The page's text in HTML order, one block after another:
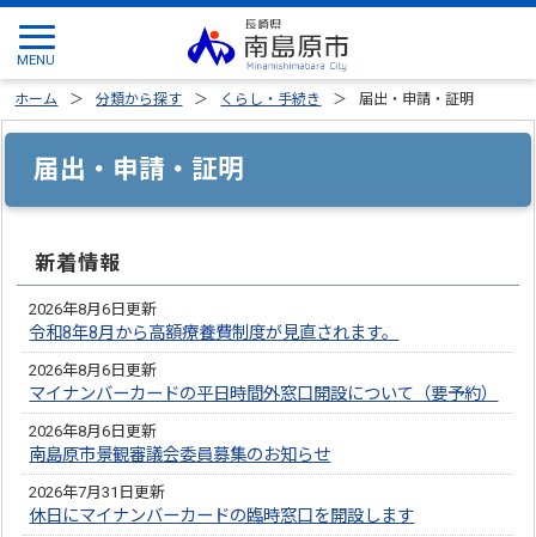
ホーム 分類から探す くらし・手続き 届出・申請・証明
届出・申請・証明
新着情報
2026年8月6日更新
令和8年8月から高額療養費制度が見直されます。
2026年8月6日更新
マイナンバーカードの平日時間外窓口開設について（要予約）
2026年8月6日更新
南島原市景観審議会委員募集のお知らせ
2026年7月31日更新
休日にマイナンバーカードの臨時窓口を開設します